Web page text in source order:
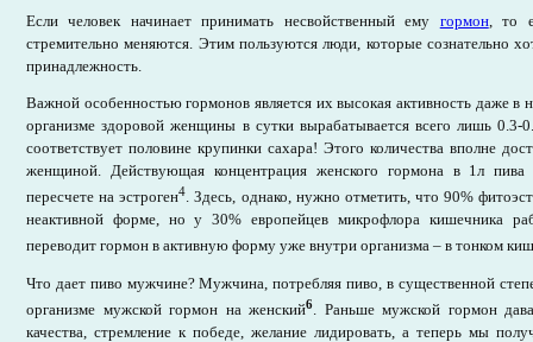
Если человек начинает принимать несвойственный ему гормон, то
стремительно меняются. Этим пользуются люди, которые сознательно
принадлежность.
Важной особенностью гормонов является их высокая активность даже в
организме здоровой женщины в сутки вырабатывается всего лишь 0.3-
соответствует половине крупинки сахара! Этого количества вполне
женщиной. Действующая концентрация женского гормона в 1л
пересчете на эстроген4. Здесь, однако, нужно отметить, что 90%
неактивной форме, но у 30% европейцев микрофлора кишечника
переводит гормон в активную форму уже внутри организма – в тонком
Что дает пиво мужчине? Мужчина, потребляя пиво, в существенной
организме мужской гормон на женский6
. Раньше мужской гормон
качества, стремление к победе, желание лидировать, а теперь мы